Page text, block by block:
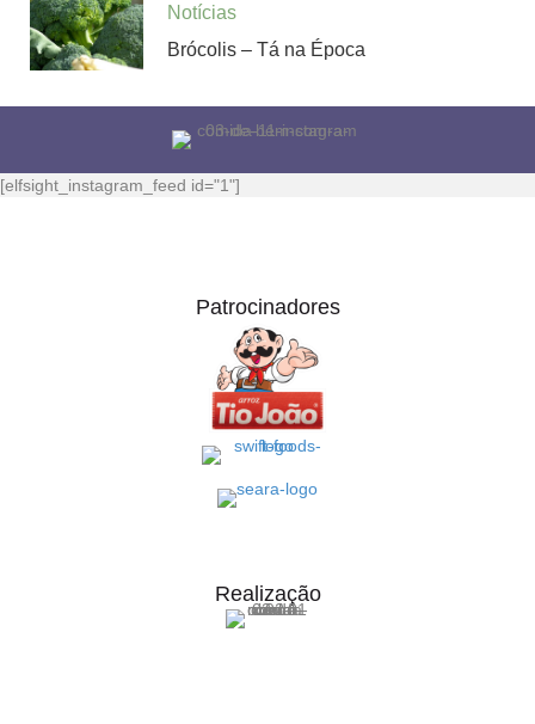
Notícias
Brócolis – Tá na Época
[elfsight_instagram_feed id="1"]
Patrocinadores
Realização